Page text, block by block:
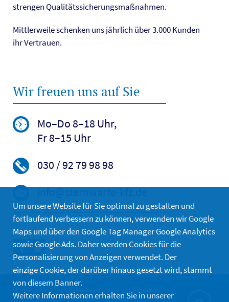
strengen Qualitätssicherungsmaßnahmen.
Mittlerweile schenken uns jährlich über 3.000 Kunden
ihr Vertrauen.
Wir freuen uns auf Sie
Mo–Do 8–18 Uhr,
Fr 8–15 Uhr
030 / 92 79 98 98
info@sternwarte-kfz.de
Um unsere Website für Sie optimal zu gestalten und
fortlaufend verbessern zu können, verwenden wir Google
Maps und über den Google Tag Manager Google Analytics
sowie Google Ads. Daher werden Cookies für die
Personalisierung von Anzeigen verwendet. Der
einzige Cookie, der darüber hinaus gesetzt wird, stammt
von diesem Banner.
Weitere Informationen erhalten Sie in unserer